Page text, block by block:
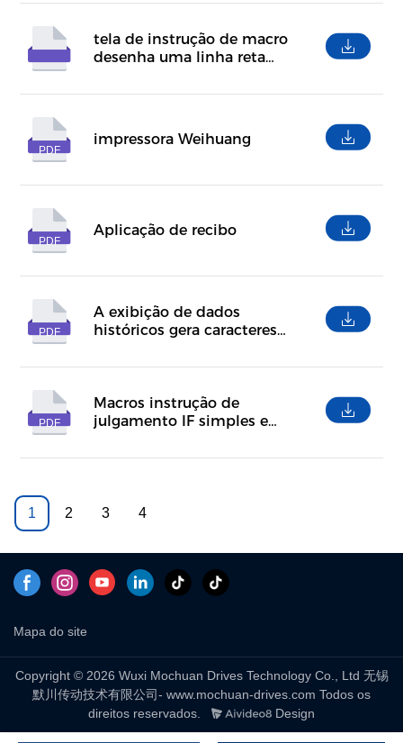
tela de instrução de macro
desenha uma linha reta
PDF
impressora Weihuang
PDF
Aplicação de recibo
PDF
A exibição de dados
históricos gera caracteres
PDF
Macros instrução de
julgamento IF simples e
1 2 3 4
Mapa do site
Copyright © 2026 Wuxi Mochuan Drives Technology Co., Ltd 无锡
默川传动技术有限公司- www.mochuan-drives.com Todos os
direitos reservados.
Design